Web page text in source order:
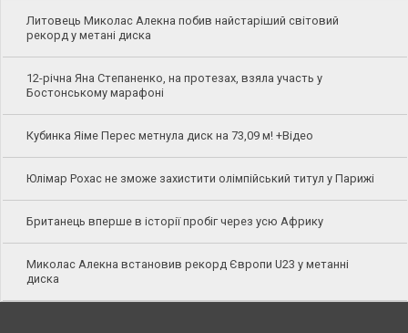
Литовець Миколас Алекна побив найстаріший світовий
рекорд у метані диска
12-річна Яна Степаненко, на протезах, взяла участь у
Бостонському марафоні
Кубинка Яіме Перес метнула диск на 73,09 м! +Відео
Юлімар Рохас не зможе захистити олімпійський титул у Парижі
Британець вперше в історії пробіг через усю Африку
Миколас Алекна встановив рекорд Європи U23 у метанні
диска